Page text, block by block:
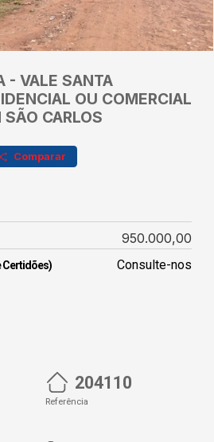
- VALE SANTA
OU COMERCIAL
SÃO CARLOS
Comparar
950.000,00
Certidões) Consulte-nos
204110
Referência